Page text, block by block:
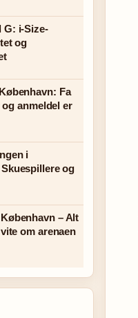
G: i-Size-
og
Fa
anmeldel er
i
og
– Alt
om arenaen